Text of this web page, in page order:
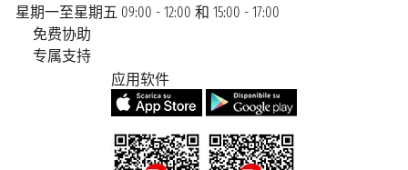
星期一至星期五 09:00 - 12:00 和 15:00 - 17:00
免费协助
专属支持
应用软件